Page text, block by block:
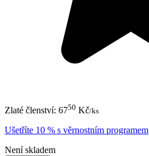
Zlaté členství: 6750 Kč/ks
Ušetříte 10 % s věrnostním programem
Není skladem